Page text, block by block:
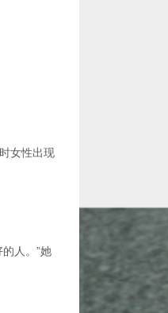
女性出现
人。”她